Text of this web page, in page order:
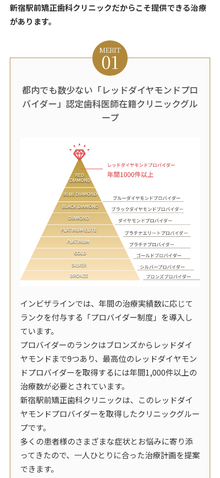
新宿駅前矯正歯科クリニックだからこそ提供できる治療
があります。
MERIT
01
都内でも数少ない「レッドダイヤモンドプロ
バイダー」認定歯科医師在籍クリニックグル
ープ
インビザラインでは、年間の治療実績数に応じて
ランクを付与する「プロバイダー制度」を導入し
ています。
プロバイダーのランクはブロンズからレッドダイ
ヤモンドまで9つあり、最高位のレッドダイヤモン
ドプロバイダーを取得するには年間1,000件以上の
治療数が必要とされています。
新宿駅前矯正歯科クリニックは、このレッドダイ
ヤモンドプロバイダーを取得したクリニックグルー
プです。
多くの患者様のさまざまな症状とお悩みに寄り添
ってきたので、一人ひとりに合った治療計画を提案
できます。